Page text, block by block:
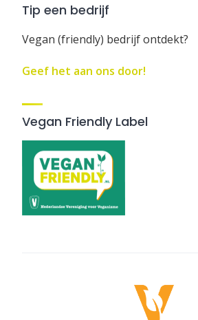
Tip een bedrijf
Vegan (friendly) bedrijf ontdekt?
Geef het aan ons door!
Vegan Friendly Label